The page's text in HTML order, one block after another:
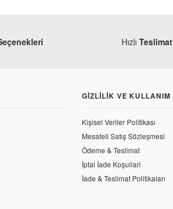
Kaplin Lastiği
Hızlı Teslimat
GIZLILIK VE KULLANIM
Kişisel Veriler Politikası
Mesafeli Satış Sözleşmesi
Ödeme & Teslimat
İptal İade Koşullari
İade & Teslimat Politikaları